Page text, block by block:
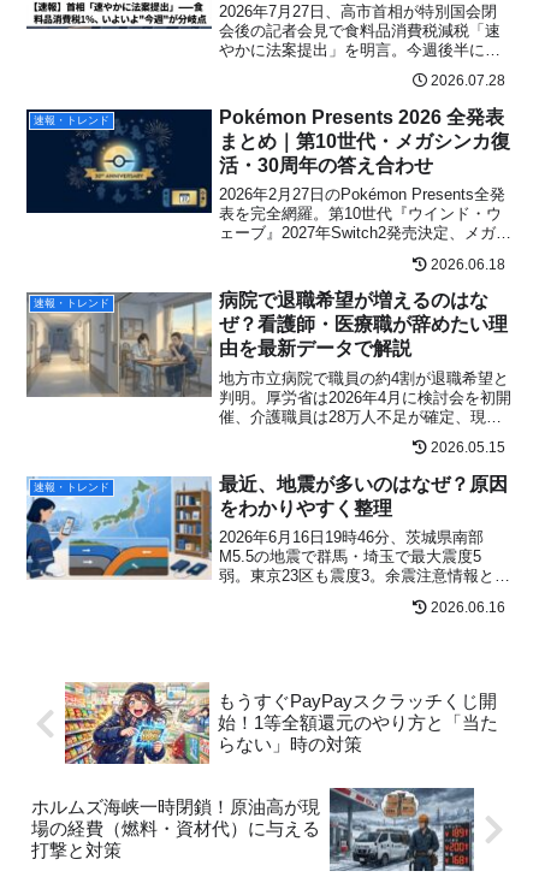
2026年7月27日、高市首相が特別国会閉
会後の記者会見で食料品消費税減税「速
やかに法案提出」を明言。今週後半にも
ら1%スタートの行程・家計シミュレーシ
ョン・各党の対立点を最速解説。
2026.07.28
速報・トレンド
Pokémon Presents 2026 全発表
まとめ｜第10世代・メガシンカ復
活・30周年の答え合わせ
2026年2月27日のPokémon Presents全発
表を完全網羅。第10世代『ウインド・ウ
ェーブ』2027年Switch2発売決定、メガシ
ンカ復活、メガラグラージ実装、ポケモ
ンチャンピオンズ続報まで事前予想との
答え合わせも。
2026.06.18
速報・トレンド
病院で退職希望が増えるのはな
ぜ？看護師・医療職が辞めたい理
由を最新データで解説
地方市立病院で職員の約4割が退職希望と
判明。厚労省は2026年4月に検討会を初開
催、介護職員は28万人不足が確定、現役
医師運営TEATEの一気通貫支援も登場。
看護師の退職代行定着と傷病手当金・失
業給付の併用設計まで解説。
2026.05.15
速報・トレンド
最近、地震が多いのはなぜ？原因
をわかりやすく整理
2026年6月16日19時46分、茨城県南部
M5.5の地震で群馬・埼玉で最大震度5
弱。東京23区も震度3。余震注意情報と今
すぐできる防災備えをわかりやすくまと
めました。Japan earthquake Kanto June
2026.06.16
もうすぐPayPayスクラッチくじ開
始！1等全額還元のやり方と「当た
らない」時の対策
ホルムズ海峡一時閉鎖！原油高が現
場の経費（燃料・資材代）に与える
打撃と対策